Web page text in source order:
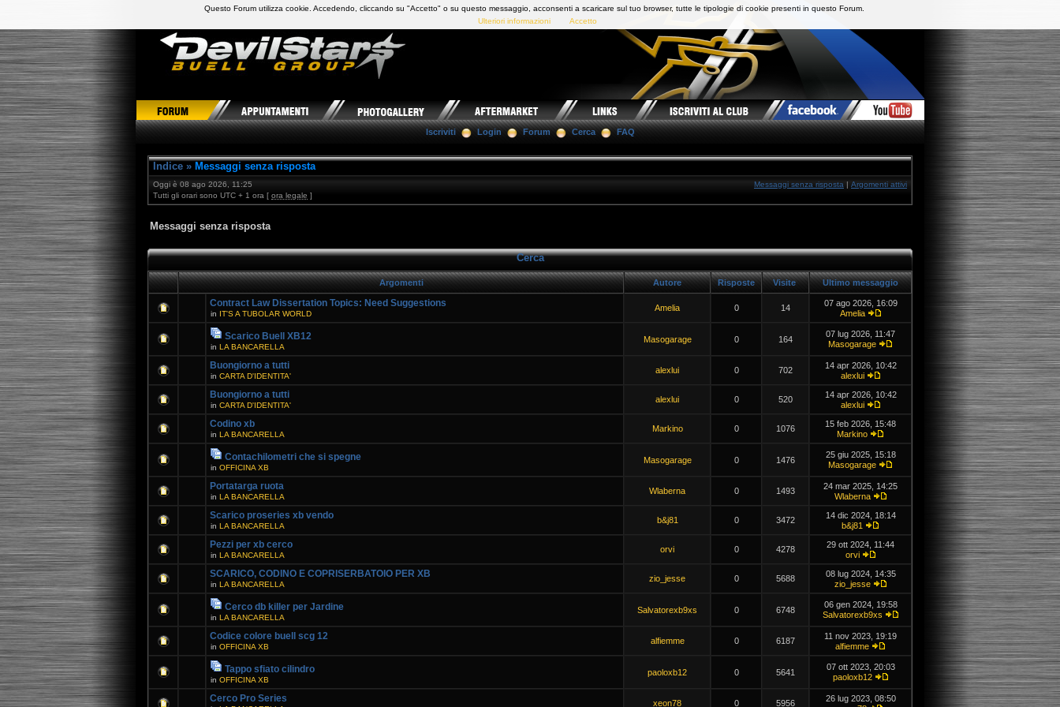
DevilStars Club Buell Italia
Iscriviti Login Forum Cerca FAQ
Indice » Messaggi senza risposta
Oggi è 08 ago 2026, 11:25
Tutti gli orari sono UTC + 1 ora [ ora legale ]
Messaggi senza risposta | Argomenti attivi
Messaggi senza risposta
Cerca
Argomenti Autore Risposte Visite Ultimo messaggio
Contract Law Dissertation Topics: Need Suggestions
in IT'S A TUBOLAR WORLD
Amelia 0 14
07 ago 2026, 16:09
Amelia
Scarico Buell XB12
in LA BANCARELLA
Masogarage 0 164
07 lug 2026, 11:47
Masogarage
Buongiorno a tutti
in CARTA D'IDENTITA'
alexlui 0 702
14 apr 2026, 10:42
alexlui
Buongiorno a tutti
in CARTA D'IDENTITA'
alexlui 0 520
14 apr 2026, 10:42
alexlui
Codino xb
in LA BANCARELLA
Markino 0 1076
15 feb 2026, 15:48
Markino
Contachilometri che si spegne
in OFFICINA XB
Masogarage 0 1476
25 giu 2025, 15:18
Masogarage
Portatarga ruota
in LA BANCARELLA
Wlaberna 0 1493
24 mar 2025, 14:25
Wlaberna
Scarico proseries xb vendo
in LA BANCARELLA
b&j81 0 3472
14 dic 2024, 18:14
b&j81
Pezzi per xb cerco
in LA BANCARELLA
orvi 0 4278
29 ott 2024, 11:44
orvi
SCARICO, CODINO E COPRISERBATOIO PER XB
in LA BANCARELLA
zio_jesse 0 5688
08 lug 2024, 14:35
zio_jesse
Cerco db killer per Jardine
in LA BANCARELLA
Salvatorexb9xs 0 6748
06 gen 2024, 19:58
Salvatorexb9xs
Codice colore buell scg 12
in OFFICINA XB
alfiemme 0 6187
11 nov 2023, 19:19
alfiemme
Tappo sfiato cilindro
in OFFICINA XB
paoloxb12 0 5641
07 ott 2023, 20:03
paoloxb12
Cerco Pro Series xeon78 0 5956
26 lug 2023, 08:50
Questo Forum utilizza cookie. Accedendo, cliccando su "Accetto" o su questo messaggio, acconsenti a scaricare sul tuo browser, tutte le tipologie di cookie presenti in questo Forum.
Ulteriori informazioni
Accetto